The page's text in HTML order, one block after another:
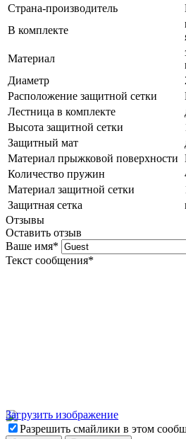
Страна-производитель
В комплекте
Материал
Диаметр
Расположение защитной сетки
Лестница в комплекте
Высота защитной сетки
Защитный мат
Материал прыжковой поверхности
Количество пружин
Материал защитной сетки
Защитная сетка
Отзывы
Оставить отзыв
Ваше имя*
Текст сообщения*
Загрузить изображение
Разрешить смайлики в этом